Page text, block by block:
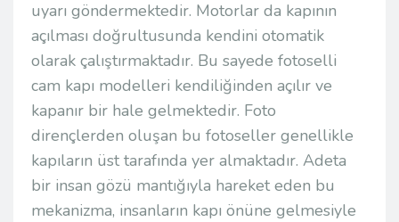
uyarı göndermektedir. Motorlar da kapının
açılması doğrultusunda kendini otomatik
olarak çalıştırmaktadır. Bu sayede fotoselli
cam kapı modelleri kendiliğinden açılır ve
kapanır bir hale gelmektedir. Foto
dirençlerden oluşan bu fotoseller genellikle
kapıların üst tarafında yer almaktadır. Adeta
bir insan gözü mantığıyla hareket eden bu
mekanizma, insanların kapı önüne gelmesiyle